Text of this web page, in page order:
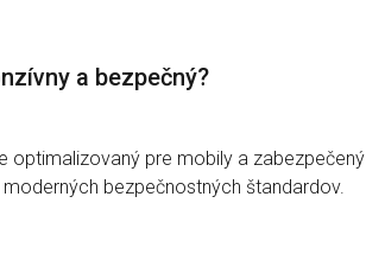
a bezpečný?
optimalizovaný pre mobily a zabezpečený
bezpečnostných štandardov.